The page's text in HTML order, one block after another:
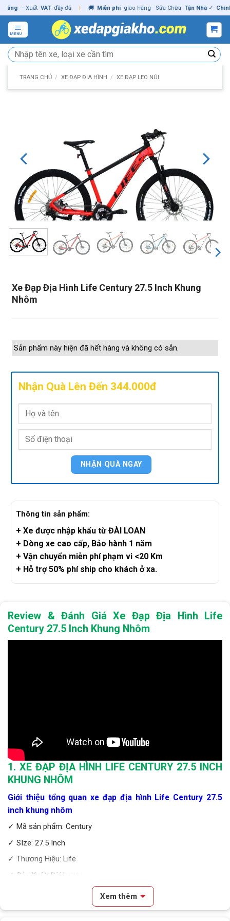
Skip
to
content
– Xuất VAT đầy đủ | 🚚 Miễn phí giao hàng - Sửa Chữa Tận Nhà ✓ Chính
MENU
Tìm
kiếm:
TRANG CHỦ / XE ĐẠP ĐỊA HÌNH / XE ĐẠP LEO NÚI
Xe Đạp Địa Hình Life Century 27.5 Inch Khung
Nhôm
Sản phẩm này hiện đã hết hàng và không có sẵn.
Nhận Quà Lên Đến 344.000đ
Thông tin sản phẩm:
+ Xe được nhập khẩu từ ĐÀI LOAN
+ Dòng xe cao cấp, Bảo hành 1 năm
+ Vận chuyển miễn phí phạm vi <20 Km
+ Hỗ trợ 50% phí ship cho khách ở xa.
Review & Đánh Giá Xe Đạp Địa Hình Life
Century 27.5 Inch Khung Nhôm
1. XE ĐẠP ĐỊA HÌNH LIFE CENTURY 27.5 INCH
KHUNG NHÔM
Giới thiệu tổng quan xe đạp địa hình Life Century 27.5
inch khung nhôm
✓ Mã sản phẩm: Century
✓ SIze: 27.5 Inch
✓ Thương Hiệu: Life
✓ Sản Xuất: Đài Loan
✓ Độ tuổi thích hợp: Người lớn
Xe đạpđịa hình Life Century 27.5 inch khung nhôm nam
Xem thêm